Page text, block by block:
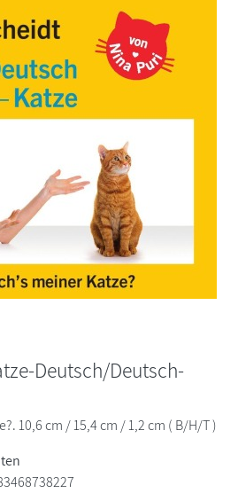
Deutsch/Deutsch-
10,6 cm / 15,4 cm / 1,2 cm ( B/H/T )